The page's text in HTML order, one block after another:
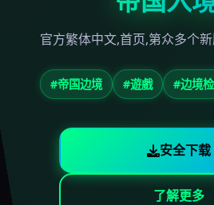
官方繁体中文,首页,第众多个
#帝国边境 #遊戲 #边境
安全下载
了解更多